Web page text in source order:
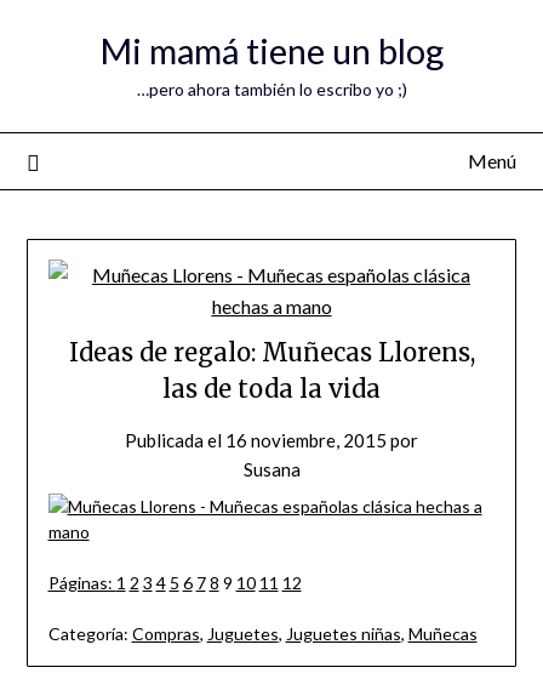
Mi mamá tiene un blog
…pero ahora también lo escribo yo ;)
Menú
Ideas de regalo: Muñecas Llorens,
las de toda la vida
Publicada el 16 noviembre, 2015 por
Susana
Páginas: 1 2 3 4 5 6 7 8 9 10 11 12
Categoría: Compras, Juguetes, Juguetes niñas, Muñecas